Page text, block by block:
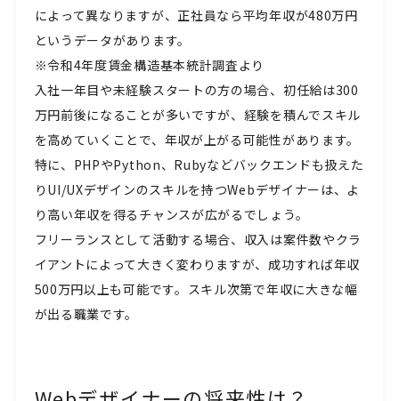
によって異なりますが、正社員なら平均年収が480万円
というデータがあります。
※令和4年度賃金構造基本統計調査より
入社一年目や未経験スタートの方の場合、初任給は300
万円前後になることが多いですが、経験を積んでスキル
を高めていくことで、年収が上がる可能性があります。
特に、PHPやPython、Rubyなどバックエンドも扱えた
りUI/UXデザインのスキルを持つWebデザイナーは、よ
り高い年収を得るチャンスが広がるでしょう。
フリーランスとして活動する場合、収入は案件数やクラ
イアントによって大きく変わりますが、成功すれば年収
500万円以上も可能です。スキル次第で年収に大きな幅
が出る職業です。